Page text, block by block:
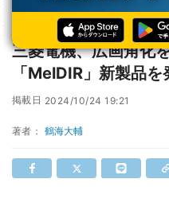
三菱電機、広画角化
「MelDIR」新製品を
掲載日 2024/10/24 19:21
著者： 鶴海大輔